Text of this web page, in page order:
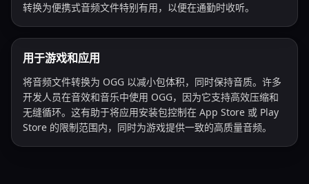
转换为便携式音频文件特别有用，以便在通勤时收听。
用于游戏和应用
将音频文件转换为 OGG 以减小包体积，同时保持音质。许多
开发人员在音效和音乐中使用 OGG，因为它支持高效压缩和
无缝循环。这有助于将应用安装包控制在 App Store 或 Play
Store 的限制范围内，同时为游戏提供一致的高质量音频。